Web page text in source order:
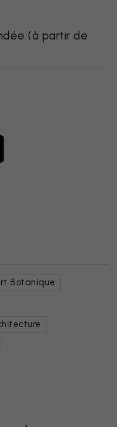
(à partir de
Botanique